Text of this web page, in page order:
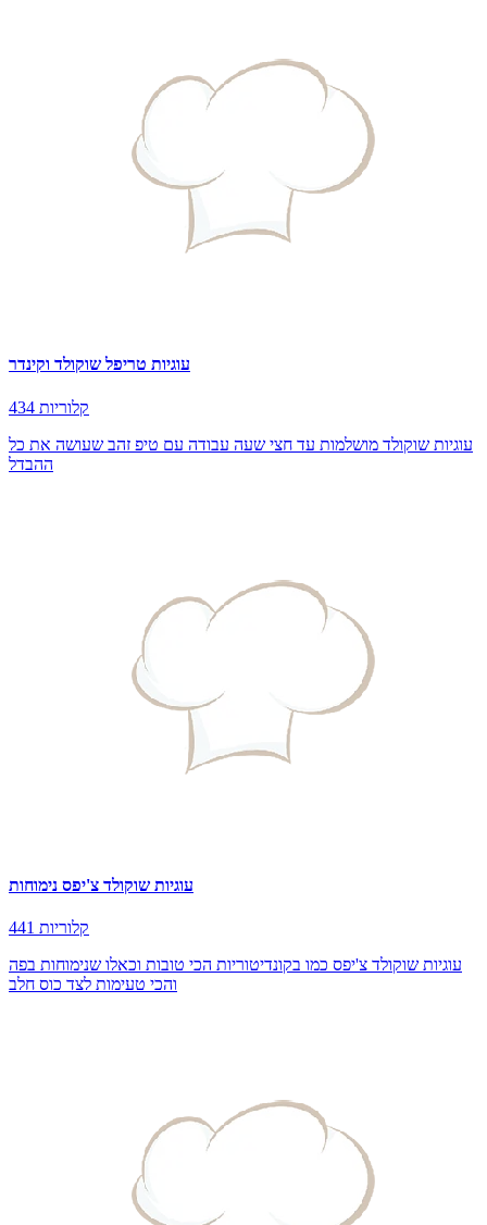
עוגיות טריפל שוקולד וקינדר
434 קלוריות
עוגיות שוקולד מושלמות עד חצי שעה עבודה עם טיפ זהב שעושה את כל
ההבדל
עוגיות שוקולד צ'יפס נימוחות
441 קלוריות
עוגיות שוקולד צ'יפס כמו בקונדיטוריות הכי טובות וכאלו שנימוחות בפה
והכי טעימות לצד כוס חלב